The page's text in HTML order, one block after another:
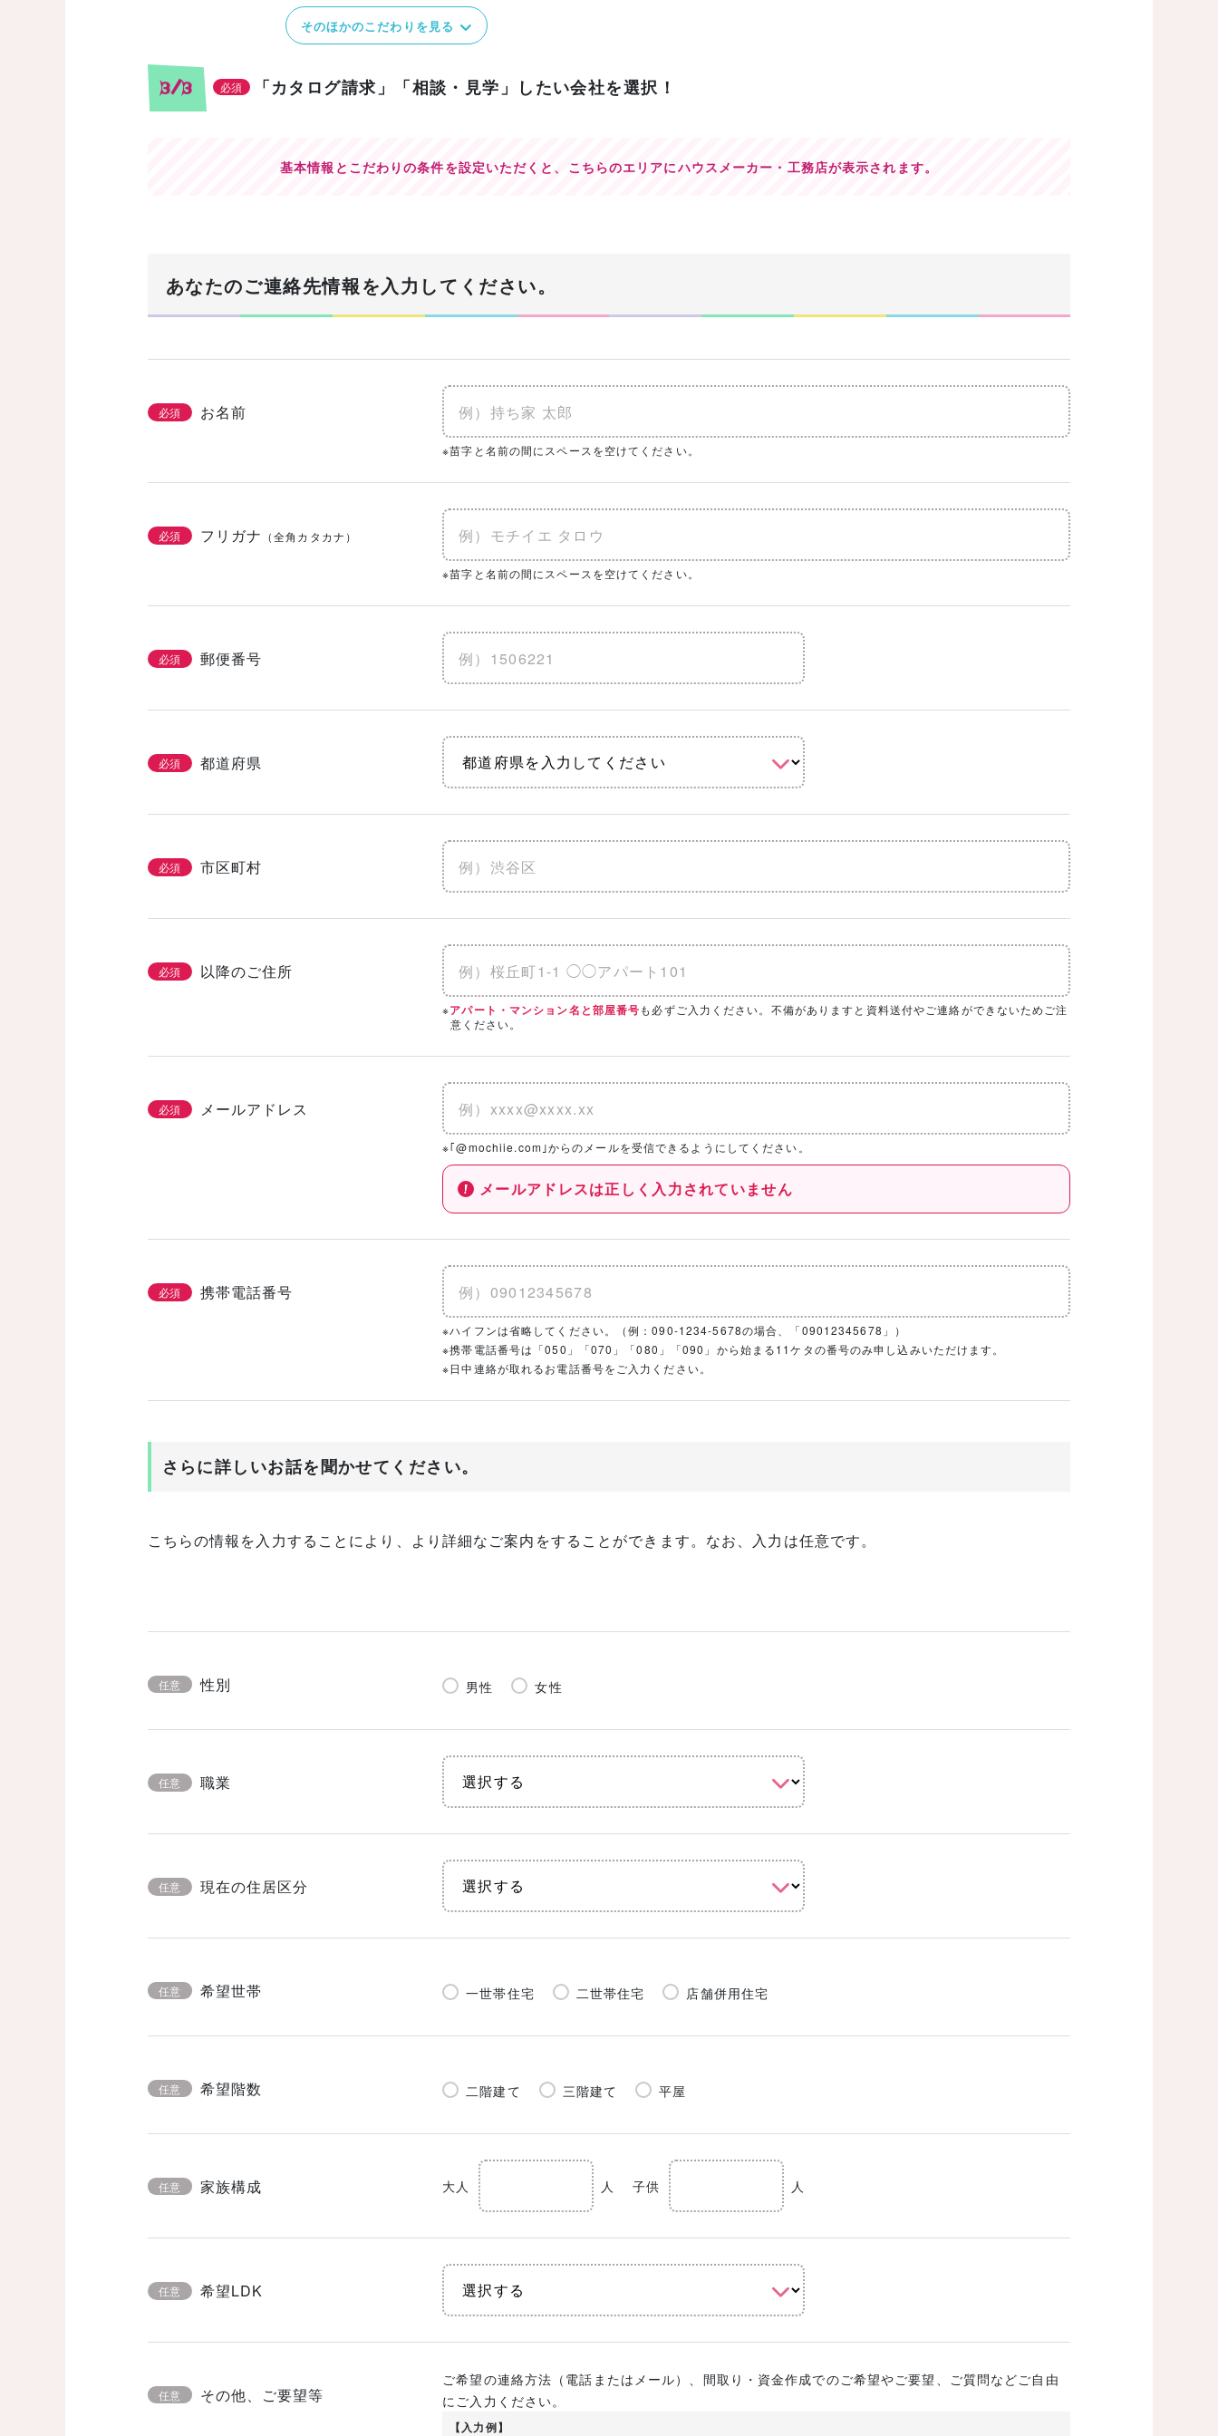
そのほかのこだわりを見る
3/3 必須 「カタログ請求」「相談・見学」したい会社を選択！
基本情報とこだわりの条件を設定いただくと、 こちらのエリアにハウスメーカー・工務店が表示されます。
あなたのご連絡先情報を入力してください。
必須 お名前
※苗字と名前の間にスペースを空けてください。
必須 フリガナ （全角カタカナ）
※苗字と名前の間にスペースを空けてください。
必須 郵便番号
必須 都道府県
必須 市区町村
必須 以降のご住所
※アパート・マンション名と部屋番号も必ずご入力ください。不備がありますと資料送付やご連絡ができないためご注
意ください。
必須 メールアドレス
※｢@mochiie.com｣からのメールを受信できるようにしてください。
メールアドレスは正しく入力されていません
必須 携帯電話番号
※ハイフンは省略してください。（例：090-1234-5678の場合、「09012345678」）
※携帯電話番号は「050」「070」「080」「090」から始まる11ケタの番号のみ申し込みいただけます。
※日中連絡が取れるお電話番号をご入力ください。
さらに詳しいお話を聞かせてください。
こちらの情報を入力することにより、より詳細なご案内をすることができます。なお、入力は任意です。
任意 性別 男性 女性
任意 職業
任意 現在の住居区分
任意 希望世帯 一世帯住宅 二世帯住宅 店舗併用住宅
任意 希望階数 二階建て 三階建て 平屋
任意 家族構成 大人 人 子供 人
任意 希望LDK
任意 その他、ご要望等
ご希望の連絡方法（電話またはメール）、間取り・資金作成でのご希望やご要望、ご質問などご自由
にご入力ください。
【入力例】